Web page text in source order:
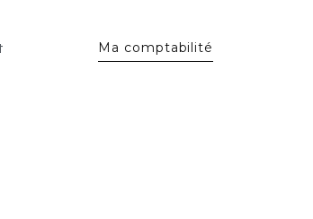
Ma comptabilité